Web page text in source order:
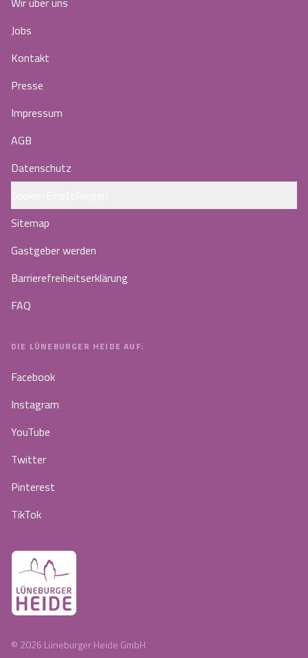
Jobs
Kontakt
Presse
Impressum
AGB
Datenschutz
Sitemap
Gastgeber werden
Barrierefreiheitserklärung
FAQ
DIE LÜNEBURGER HEIDE AUF:
Facebook
Instagram
YouTube
Twitter
Pinterest
TikTok
© 2026 Lüneburger Heide GmbH